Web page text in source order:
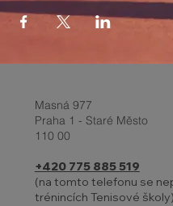
Masná 977
Praha 1 - Staré Město
110 00
+420 775 885 519
(na tomto telefonu se
trénincích Tenisové školy)